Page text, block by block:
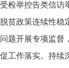
检举控告类信访
贫政策连续性稳
题开展专项监
工作落实。持